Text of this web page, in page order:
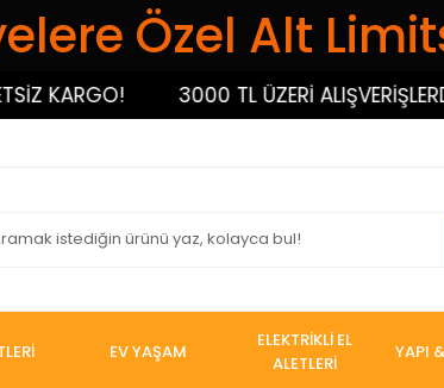
Özel Alt
KARGO! 3000 TL ÜZERİ ALIŞVERİŞLERDE
EV YAŞAM
ELEKTRİKLİ EL
ALETLERİ
YAPI